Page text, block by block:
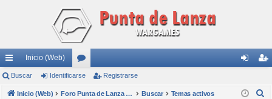
nl
ac
Inicio (Web)
or
os nti ist
Buscar Identificarse Registrarse
Inicio (Web) Foro Punta de Lanza Wargames Buscar Temas activos